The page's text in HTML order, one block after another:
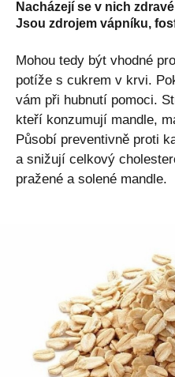
Nacházejí se v nich
Jsou zdrojem vápníku,
Mohou tedy být vhodné
potíže s cukrem v krvi.
vám při hubnutí pomoci.
kteří konzumují mandle,
Působí preventivně proti
a snižují celkový
pražené a solené mandle.